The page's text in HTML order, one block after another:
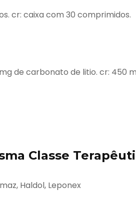
cr: caixa com 30 comprimidos.
de carbonato de litio. cr: 450
Classe
Haldol, Leponex